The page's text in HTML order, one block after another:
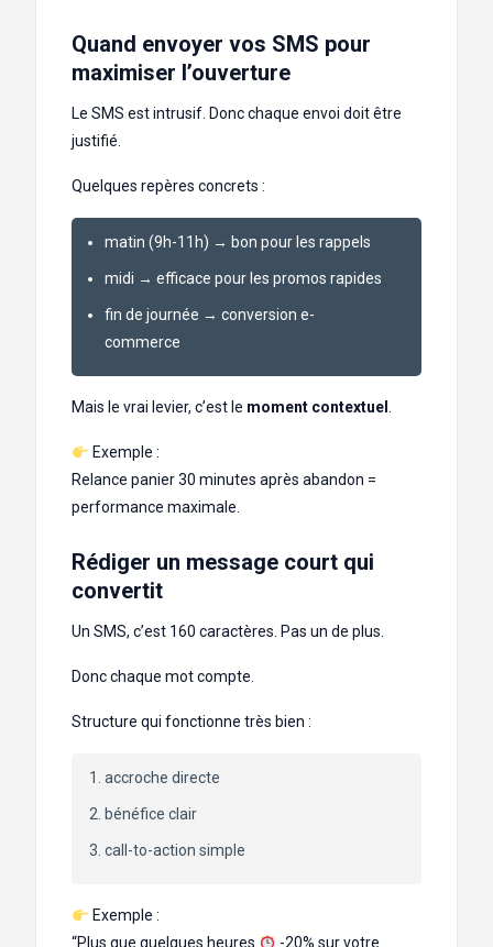
Quand envoyer vos SMS pour
maximiser l’ouverture
Le SMS est intrusif. Donc chaque envoi doit être
justifié.
Quelques repères concrets :
matin (9h-11h) → bon pour les rappels
midi → efficace pour les promos rapides
fin de journée → conversion e-
commerce
Mais le vrai levier, c’est le moment contextuel
Exemple :
Relance panier 30 minutes après abandon =
performance maximale.
Rédiger un message court qui
convertit
Un SMS, c’est 160 caractères. Pas un de plus.
Donc chaque mot compte.
Structure qui fonctionne très bien :
accroche directe
bénéfice clair
call-to-action simple
Exemple :
“Plus que quelques heures
-20% sur votre